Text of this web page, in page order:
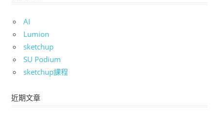
AI
Lumion
sketchup
SU Podium
sketchup課程
近期文章